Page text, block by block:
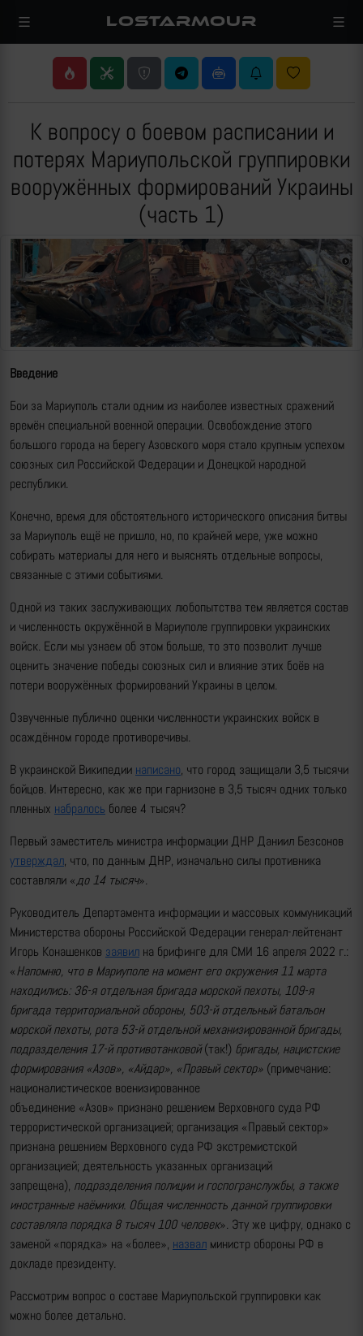
LOSTARMOUR
К вопросу о боевом расписании и
потерях Мариупольской группировки
вооружённых формирований Украины
(часть 1)
Введение
Бои за Мариуполь стали одним из наиболее известных сражений
времён специальной военной операции. Освобождение этого
большого города на берегу Азовского моря стало крупным успехом
союзных сил Российской Федерации и Донецкой народной
республики.
Конечно, время для обстоятельного исторического описания битвы
за Мариуполь ещё не пришло, но, по крайней мере, уже можно
собирать материалы для него и выяснять отдельные вопросы,
связанные с этими событиями.
Одной из таких заслуживающих любопытства тем является состав
и численность окружённой в Мариуполе группировки украинских
войск. Если мы узнаем об этом больше, то это позволит лучше
оценить значение победы союзных сил и влияние этих боёв на
потери вооружённых формирований Украины в целом.
Озвученные публично оценки численности украинских войск в
осаждённом городе противоречивы.
В украинской Википедии написано, что город защищали 3,5 тысячи
бойцов. Интересно, как же при гарнизоне в 3,5 тысяч одних только
пленных набралось более 4 тысяч?
Первый заместитель министра информации ДНР Даниил Безсонов
утверждал, что, по данным ДНР, изначально силы противника
составляли «до 14 тысяч».
Руководитель Департамента информации и массовых коммуникаций
Министерства обороны Российской Федерации генерал-лейтенант
Игорь Конашенков заявил на брифинге для СМИ 16 апреля 2022 г.:
«Напомню, что в Мариуполе на момент его окружения 11 марта
находились: 36-я отдельная бригада морской пехоты, 109-я
бригада территориальной обороны, 503-й отдельный батальон
морской пехоты, рота 53-й отдельной механизированной бригады,
подразделения 17-й противотанковой(так!) бригады, нацистские
формирования «Азов», «Айдар», «Правый сектор» (примечание:
националистическое военизированное
объединение «Азов» признано решением Верховного суда РФ
террористической организацией; организация «Правый сектор»
признана решением Верховного суда РФ экстремистской
организацией; деятельность указанных организаций
запрещена), подразделения полиции и госпогранслужбы, а также
иностранные наёмники. Общая численность данной группировки
составляла порядка 8 тысяч 100 человек». Эту же цифру, однако с
заменой «порядка» на «более», назвал министр обороны РФ в
докладе президенту.
Рассмотрим вопрос о составе Мариупольской группировки как
можно более детально.